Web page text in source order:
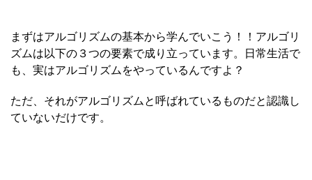
まずはアルゴリズムの基本から学んでいこう！！アルゴリ
ズムは以下の３つの要素で成り立っています。日常生活で
も、実はアルゴリズムをやっているんですよ？
ただ、それがアルゴリズムと呼ばれているものだと認識し
ていないだけです。